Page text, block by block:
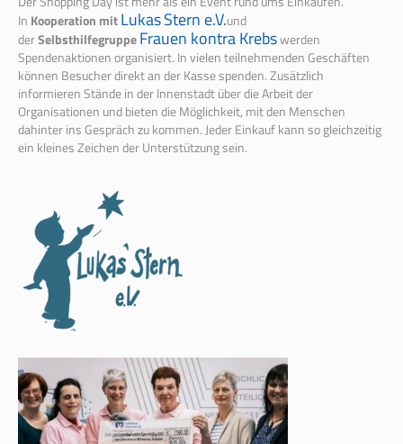
In Kooperation mitLukasStern e.V.und
derSelbsthilfegruppeFrauen kontra Krebswerden
Spendenaktionen organisiert. In vielen teilnehmenden Geschäften
können Besucher direkt an der Kasse spenden. Zusätzlich
informieren Stände in der Innenstadt über die Arbeit der
Organisationen und bieten die Möglichkeit, mit den Menschen
dahinter ins Gespräch zu kommen. Jeder Einkauf kann so gleichzeitig
ein kleines Zeichen der Unterstützung sein.